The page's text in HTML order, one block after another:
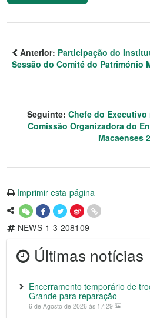
Anterior: Participação do
Sessão do Comité do Património
Seguinte: Chefe do Executivo
Comissão Organizadora do
Macaenses
Imprimir esta página
NEWS-1-3-208109
Últimas notícias
Encerramento temporário de
Grande para reparação
6 de Agosto de 2026 às 17:29